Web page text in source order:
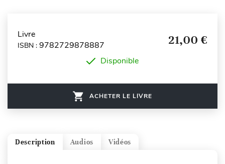
Livre
ISBN : 9782729878887 21,00 €
Disponible
ACHETER LE LIVRE
Vidéos
Audios
Description